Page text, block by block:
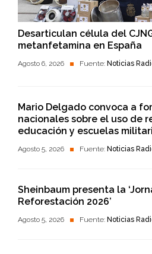
Desarticulan célula del
metanfetamina en España
Agosto 6, 2026 Fuente: Noticias
Mario Delgado convoca a
nacionales sobre el uso de
educación y escuelas
Agosto 5, 2026 Fuente: Noticias
Sheinbaum presenta la
Reforestación 2026’
Agosto 5, 2026 Fuente: Noticias